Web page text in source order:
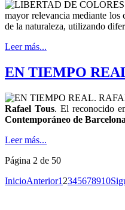
mayor relevancia mediante
de la naturaleza, utilizando
Leer más...
EN TIEMPO
Rafael Tous. El reconocido
Contemporáneo de Barcelona
Leer más...
Página 2 de 50
InicioAnterior1 2345678910